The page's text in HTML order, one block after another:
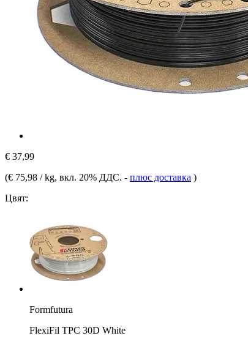
€ 37,99
(€ 75,98 / kg, вкл. 20% ДДС. - плюс доставка )
Цвят:
Formfutura
FlexiFil TPC 30D White